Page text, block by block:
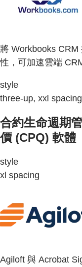
將 Workbooks
性，可加速雲端
style
three-up, xxl
合約生命週期
價 (CPQ) 軟體
style
xl spacing
Agiloft 與 Acrobat